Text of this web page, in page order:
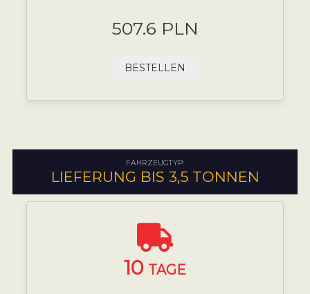
507.6 PLN
BESTELLEN
FAHRZEUGTYP:
LIEFERUNG BIS 3,5 TONNEN
10 TAGE